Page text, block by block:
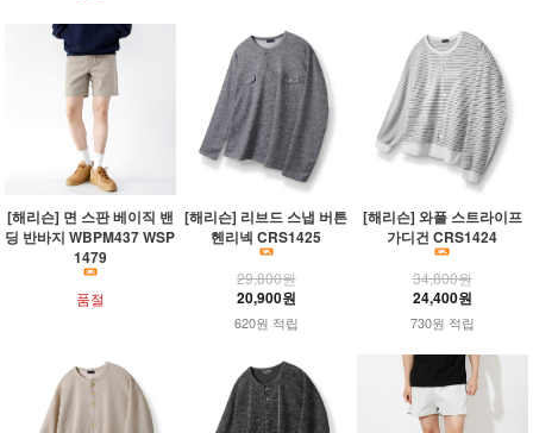
[해리슨] 면 스판 베이직 밴
딩 반바지 WBPM437 WSP
1479
품절
[해리슨] 리브드 스냅 버튼
헨리넥 CRS1425
29,800원
20,900원
620원 적립
[해리슨] 와플 스트라이프
가디건 CRS1424
34,800원
24,400원
730원 적립